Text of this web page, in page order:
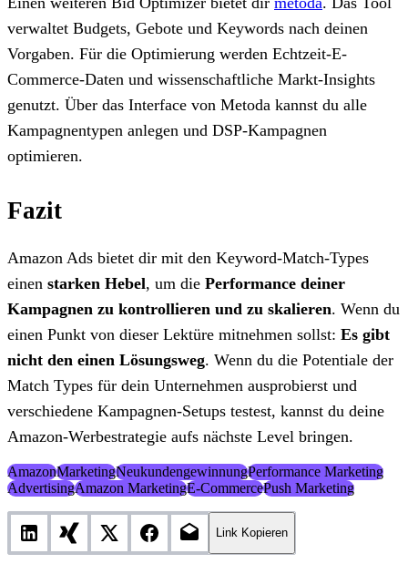
verwaltet Budgets, Gebote und Keywords nach deinen
Vorgaben. Für die Optimierung werden Echtzeit-E-
Commerce-Daten und wissenschaftliche Markt-Insights
genutzt. Über das Interface von Metoda kannst du alle
Kampagnentypen anlegen und DSP-Kampagnen
optimieren.
Fazit
Amazon Ads bietet dir mit den Keyword-Match-Types
einen starken Hebel, um die Performance deiner
Kampagnen zu kontrollieren und zu skalieren. Wenn du
einen Punkt von dieser Lektüre mitnehmen sollst: Es gibt
nicht den einen Lösungsweg. Wenn du die Potentiale der
Match Types für dein Unternehmen ausprobierst und
verschiedene Kampagnen-Setups testest, kannst du deine
Amazon-Werbestrategie aufs nächste Level bringen.
AmazonMarketingNeukundengewinnungPerformance Marketing
AdvertisingAmazon MarketingE-CommercePush Marketing
Link Kopieren